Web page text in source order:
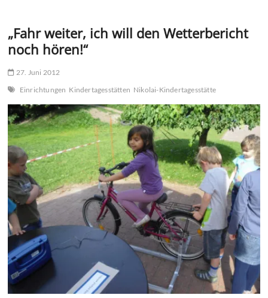
„Fahr weiter, ich will den Wetterbericht
noch hören!“
27. Juni 2012
Einrichtungen Kindertagesstätten Nikolai-Kindertagesstätte